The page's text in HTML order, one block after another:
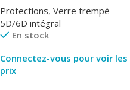
Protections, Verre trempé
5D/6D intégral
En stock
Connectez-vous pour voir les
prix